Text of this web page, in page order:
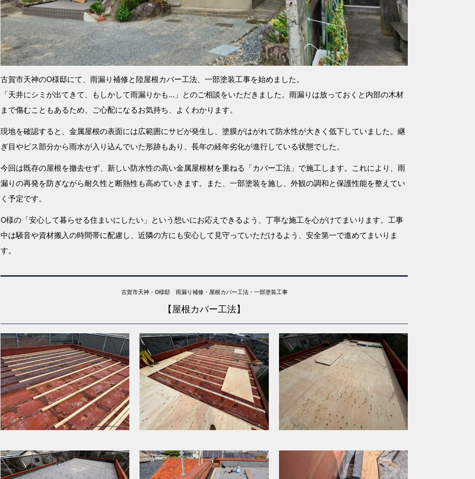
古賀市天神のO様邸にて、雨漏り補修と陸屋根カバー工法、一部塗装工事を始めました。
「天井にシミが出てきて、もしかして雨漏りかも…」とのご相談をいただきました。雨漏りは放っておくと内部の木材
まで傷むこともあるため、ご心配になるお気持ち、よくわかります。
現地を確認すると、金属屋根の表面には広範囲にサビが発生し、塗膜がはがれて防水性が大きく低下していました。継
ぎ目やビス部分から雨水が入り込んでいた形跡もあり、長年の経年劣化が進行している状態でした。
今回は既存の屋根を撤去せず、新しい防水性の高い金属屋根材を重ねる「カバー工法」で施工します。これにより、雨
漏りの再発を防ぎながら耐久性と断熱性も高めていきます。また、一部塗装を施し、外観の調和と保護性能を整えてい
く予定です。
O様の「安心して暮らせる住まいにしたい」という想いにお応えできるよう、丁寧な施工を心がけてまいります。工事
中は騒音や資材搬入の時間帯に配慮し、近隣の方にも安心して見守っていただけるよう、安全第一で進めてまいりま
す。
古賀市天神・O様邸 雨漏り補修・屋根カバー工法・一部塗装工事
【屋根カバー工法】